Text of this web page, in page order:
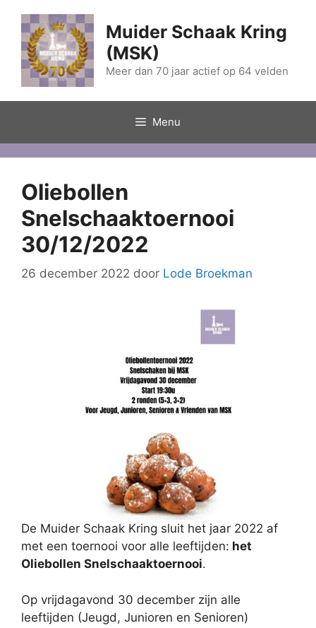
naar
inhoud
Muider Schaak Kring
(MSK)
Meer dan 70 jaar actief op 64 velden
Menu
Oliebollen
Snelschaaktoernooi
30/12/2022
26 december 2022 door Lode Broekman
De Muider Schaak Kring sluit het jaar 2022 af
met een toernooi voor alle leeftijden: het
Oliebollen Snelschaaktoernooi.
Op vrijdagavond 30 december zijn alle
leeftijden (Jeugd, Junioren en Senioren)